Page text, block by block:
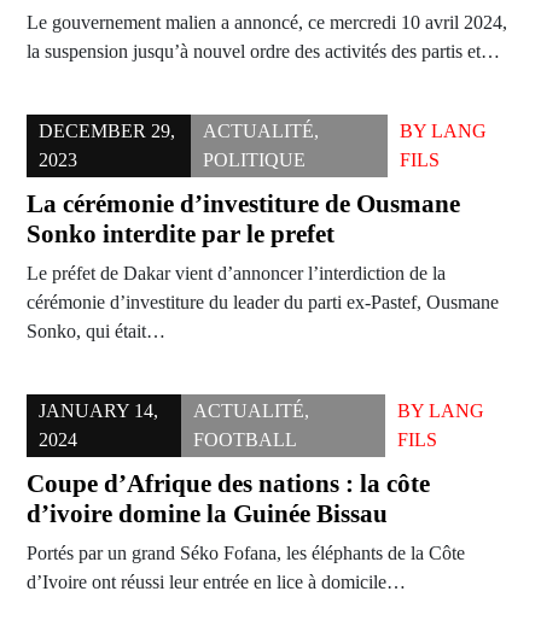
Le gouvernement malien a annoncé, ce mercredi 10 avril 2024,
la suspension jusqu’à nouvel ordre des activités des partis et…
DECEMBER 29,
2023
ACTUALITÉ,
POLITIQUE
BYLANG
FILS
La cérémonie d’investiture de Ousmane
Sonko interdite par le prefet
Le préfet de Dakar vient d’annoncer l’interdiction de la
cérémonie d’investiture du leader du parti ex-Pastef, Ousmane
Sonko, qui était…
JANUARY 14,
2024
ACTUALITÉ,
FOOTBALL
BY LANG
FILS
Coupe d’Afrique des nations : la côte
d’ivoire domine la Guinée Bissau
Portés par un grand Séko Fofana, les éléphants de la Côte
d’Ivoire ont réussi leur entrée en lice à domicile…